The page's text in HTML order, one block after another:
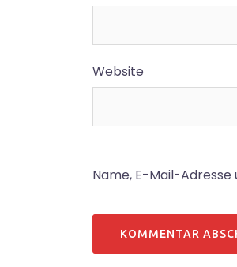
Website
Name, E-Mail-